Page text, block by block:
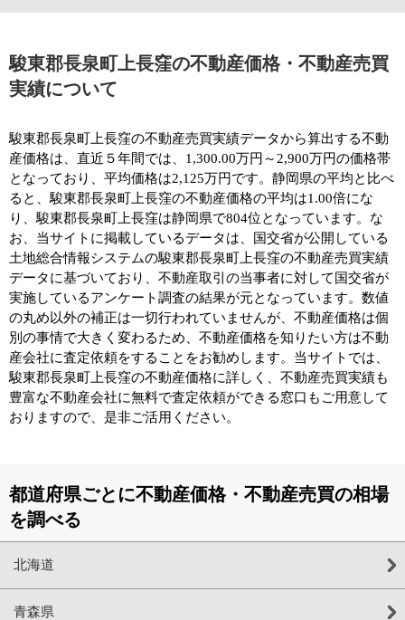
駿東郡長泉町上長窪の不動産価格・不動産売買
実績について
駿東郡長泉町上長窪の不動産売買実績データから算出する不動
産価格は、直近５年間では、1,300.00万円～2,900万円の価格帯
となっており、平均価格は2,125万円です。静岡県の平均と比べ
ると、駿東郡長泉町上長窪の不動産価格の平均は1.00倍にな
り、駿東郡長泉町上長窪は静岡県で804位となっています。な
お、当サイトに掲載しているデータは、国交省が公開している
土地総合情報システムの駿東郡長泉町上長窪の不動産売買実績
データに基づいており、不動産取引の当事者に対して国交省が
実施しているアンケート調査の結果が元となっています。数値
の丸め以外の補正は一切行われていませんが、不動産価格は個
別の事情で大きく変わるため、不動産価格を知りたい方は不動
産会社に査定依頼をすることをお勧めします。当サイトでは、
駿東郡長泉町上長窪の不動産価格に詳しく、不動産売買実績も
豊富な不動産会社に無料で査定依頼ができる窓口もご用意して
おりますので、是非ご活用ください。
都道府県ごとに不動産価格・不動産売買の相場
を調べる
北海道
青森県